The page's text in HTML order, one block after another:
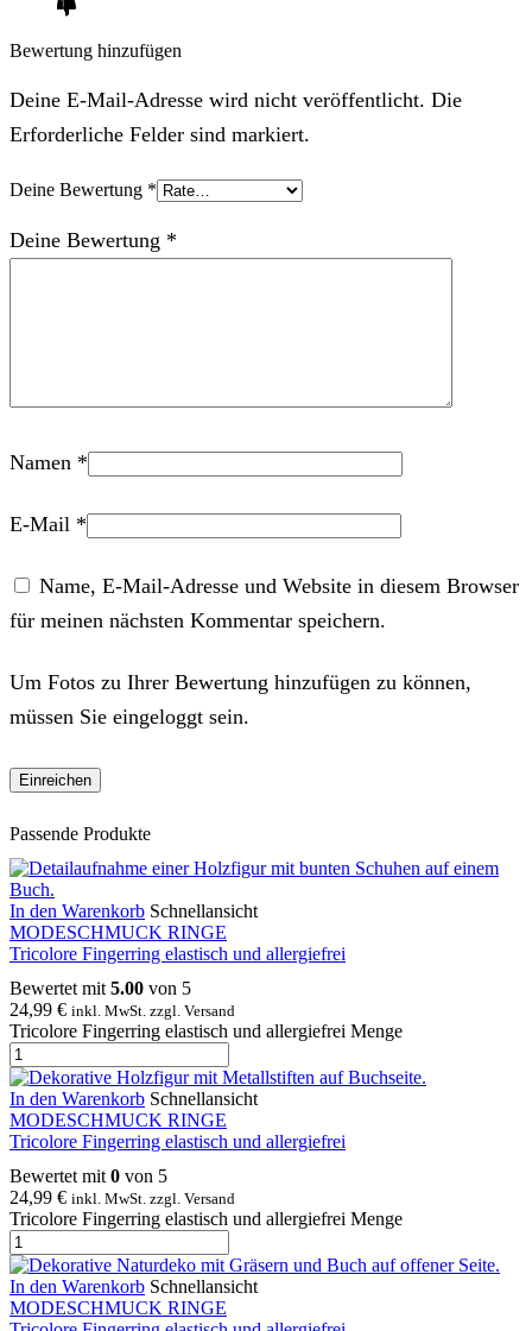
Bewertung hinzufügen
Deine E-Mail-Adresse wird nicht veröffentlicht. Die
Erforderliche Felder sind markiert.
Deine Bewertung *
Deine Bewertung *
Namen *
E-Mail *
Name, E-Mail-Adresse und Website in diesem Browser
für meinen nächsten Kommentar speichern.
Um Fotos zu Ihrer Bewertung hinzufügen zu können,
müssen Sie eingeloggt sein.
Passende Produkte
In den Warenkorb Schnellansicht
MODESCHMUCK RINGE
Tricolore Fingerring elastisch und allergiefrei
Bewertet mit 5.00 von 5
24,99 € inkl. MwSt. zzgl. Versand
Tricolore Fingerring elastisch und allergiefrei Menge
In den Warenkorb Schnellansicht
MODESCHMUCK RINGE
Tricolore Fingerring elastisch und allergiefrei
Bewertet mit 0 von 5
24,99 € inkl. MwSt. zzgl. Versand
Tricolore Fingerring elastisch und allergiefrei Menge
In den Warenkorb Schnellansicht
MODESCHMUCK RINGE